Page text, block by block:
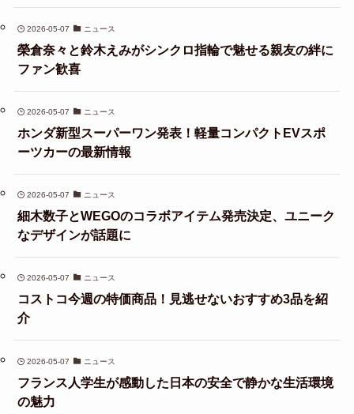
2026-05-07 ニュース
榮倉奈々と鈴木えみがシンクロ指輪で魅せる親友の絆に
ファン歓喜
2026-05-07 ニュース
ホンダ新型スーパーワン発表！軽量コンパクトEVスポ
ーツカーの最新情報
2026-05-07 ニュース
細木数子とWEGOのコラボアイテム発売決定、ユニーク
なデザインが話題に
2026-05-07 ニュース
コストコ今週の特価商品！見逃せないおすすめ3品を紹
介
2026-05-07 ニュース
フランス人学生が感動した日本の安全で静かな生活環境
の魅力